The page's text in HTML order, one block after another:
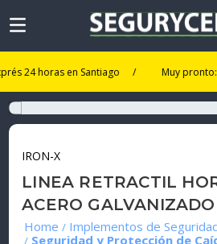
horas en Santiago / Muy pronto: Club
IRON-X
LINEA RETRACTIL
ACERO GALVANIZADO
Implementos de
Seguridad y Protección de